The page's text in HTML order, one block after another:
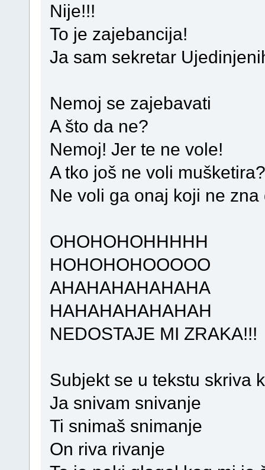
Nije!!!
To je zajebancija!
Ja sam sekretar
Nemoj se zajebavati
A što da ne?
Nemoj! Jer te ne vole!
A tko još ne voli
Ne voli ga onaj koji ne zna
OHOHOHOHHHHH
HOHOHOHOOOOO
AHAHAHAHAHAHA
HAHAHAHAHAHAH
NEDOSTAJE MI ZRAKA!!!
Subjekt se u tekstu skriva
Ja snivam snivanje
Ti snimaš snimanje
On riva rivanje